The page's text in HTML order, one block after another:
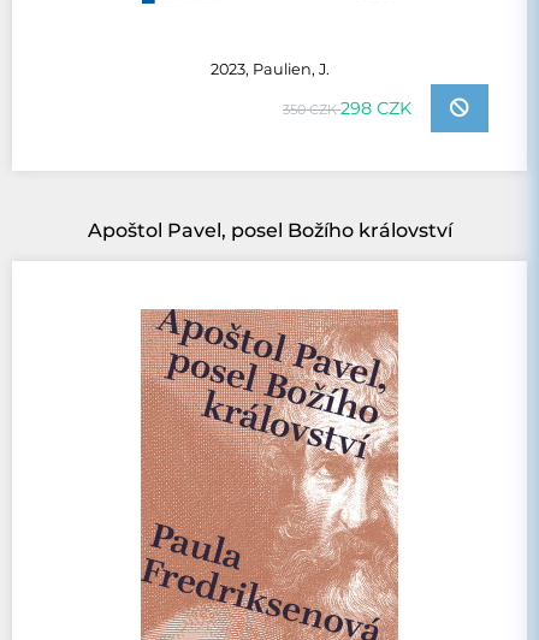
2023, Paulien, J.
350 CZK298 CZK
Apoštol Pavel, posel Božího království